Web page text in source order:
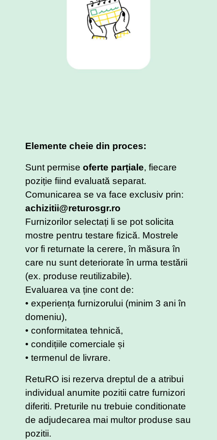
Elemente cheie din proces:
Sunt permise oferte parțiale, fiecare
poziție fiind evaluată separat.
Comunicarea se va face exclusiv prin:
achizitii@returosgr.ro
Furnizorilor selectați li se pot solicita
mostre pentru testare fizică. Mostrele
vor fi returnate la cerere, în măsura în
care nu sunt deteriorate în urma testării
(ex. produse reutilizabile).
Evaluarea va ține cont de:
• experiența furnizorului (minim 3 ani în
domeniu),
• conformitatea tehnică,
• condițiile comerciale și
• termenul de livrare.
RetuRO isi rezerva dreptul de a atribui
individual anumite pozitii catre furnizori
diferiti. Preturile nu trebuie conditionate
de adjudecarea mai multor produse sau
pozitii.